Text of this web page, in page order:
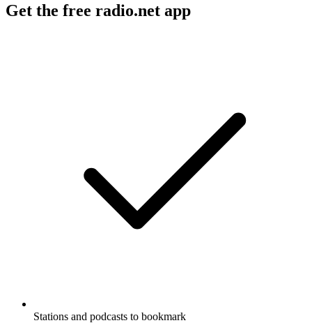
Get the free radio.net app
Stations and podcasts to bookmark